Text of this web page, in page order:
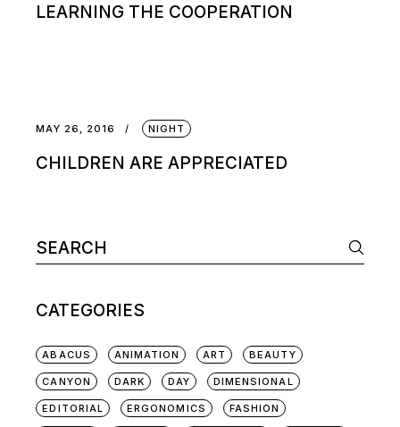
LEARNING THE COOPERATION
MAY 26, 2016 NIGHT
CHILDREN ARE APPRECIATED
CATEGORIES
ABACUS ANIMATION ART BEAUTY
CANYON DARK DAY DIMENSIONAL
EDITORIAL ERGONOMICS FASHION